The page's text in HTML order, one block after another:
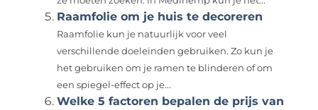
Raamfolie om je huis te decoreren
Raamfolie kun je natuurlijk voor veel
verschillende doeleinden gebruiken. Zo kun je
het gebruiken om je ramen te blinderen of om
een spiegel-effect op je...
Welke 5 factoren bepalen de prijs van